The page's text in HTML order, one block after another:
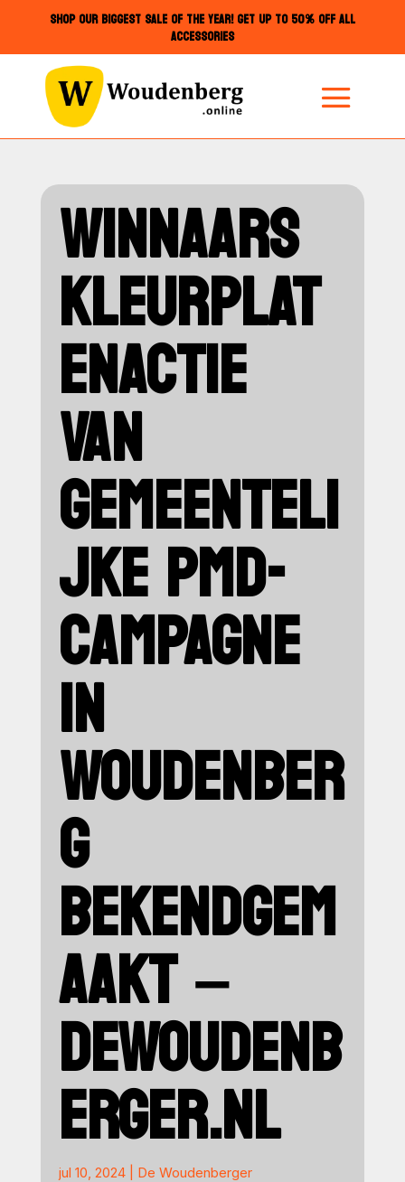
SHOP OUR BIGGEST SALE OF THE YEAR! GET UP TO 50% OFF ALL
ACCESSORIES
WINNAARS
KLEURPLAT
ENACTIE
VAN
GEMEENTELI
JKE PMD-
CAMPAGNE
IN
WOUDENBER
G
BEKENDGEM
AAKT –
DEWOUDENB
ERGER.NL
jul 10, 2024| De Woudenberger